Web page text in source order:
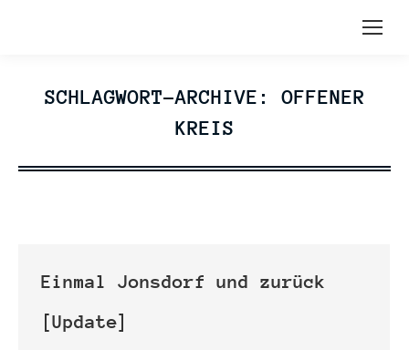
SCHLAGWORT-ARCHIVE:OFFENER
KREIS
Einmal Jonsdorf und zurück
[Update]